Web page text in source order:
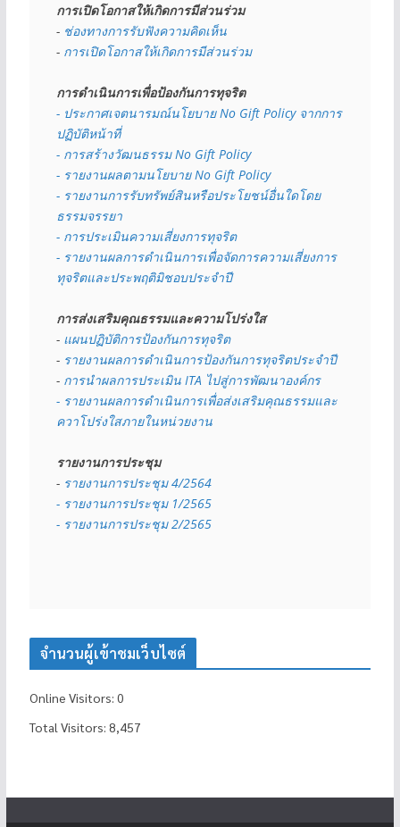
การเปิดโอกาสให้เกิดการมีส่วนร่วม
- ช่องทางการรับฟังความคิดเห็น
- การเปิดโอกาสให้เกิดการมีส่วนร่วม
การดำเนินการเพื่อป้องกันการทุจริต
- ประกาศเจตนารมณ์นโยบาย No Gift Policy จากการ
ปฏิบัติหน้าที่
- การสร้างวัฒนธรรม No Gift Policy
- รายงานผลตามนโยบาย No Gift Policy
- รายงานการรับทรัพย์สินหรือประโยชน์อื่นใดโดย
ธรรมจรรยา
- การประเมินความเสี่ยงการทุจริต
- รายงานผลการดำเนินการเพื่อจัดการความเสี่ยงการ
ทุจริตและประพฤติมิชอบประจำปี
การส่งเสริมคุณธรรมและความโปร่งใส
- แผนปฏิบัติการป้องกันการทุจริต
- รายงานผลการดำเนินการป้องกันการทุจริตประจำปี
- การนำผลการประเมิน ITA ไปสู่การพัฒนาองค์กร
- รายงานผลการดำเนินการเพื่อส่งเสริมคุณธรรมและ
ควาโปร่งใสภายในหน่วยงาน
รายงานการประชุม
- รายงานการประชุม 4/2564
- รายงานการประชุม 1/2565
- รายงานการประชุม 2/2565
จำนวนผู้เข้าชมเว็บไซต์
Online Visitors: 0
Total Visitors: 8,457